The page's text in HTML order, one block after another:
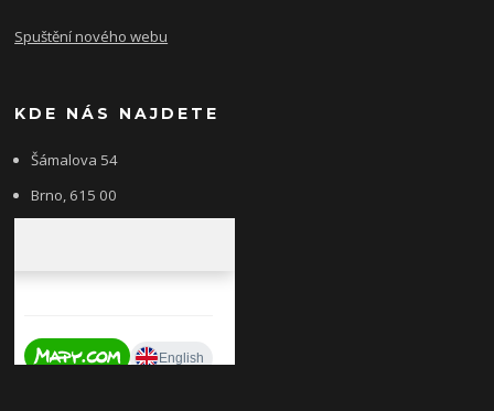
Spuštění nového webu
KDE NÁS NAJDETE
Šámalova 54
Brno, 615 00